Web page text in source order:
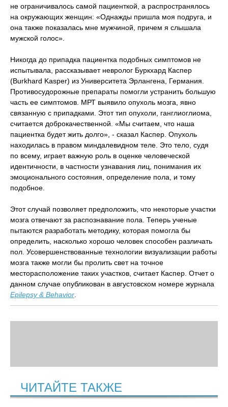
не ограничивалось самой пациенткой, а распространялось
на окружающих женщин: «Однажды пришла моя подруга, и
она также показалась мне мужчиной, причем я слышала
мужской голос».
Никогда до припадка пациентка подобных симптомов не
испытывала, рассказывает невролог Буркхард Каспер
(Burkhard Kasper) из Университета Эрлангена, Германия.
Противосудорожные препараты помогли устранить большую
часть ее симптомов. МРТ выявило опухоль мозга, явно
связанную с припадками. Этот тип опухоли, ганглиоглиома,
считается доброкачественной. «Мы считаем, что наша
пациентка будет жить долго», - сказал Каспер. Опухоль
находилась в правом миндалевидном теле. Это тело, судя
по всему, играет важную роль в оценке человеческой
идентичности, в частности узнавания лиц, понимания их
эмоционального состояния, определение пола, и тому
подобное.
Этот случай позволяет предположить, что некоторые участки
мозга отвечают за распознавание пола. Теперь ученые
пытаются разработать методику, которая помогла бы
определить, насколько хорошо человек способен различать
пол. Усовершенствованные технологии визуализации работы
мозга также могли бы пролить свет на точное
месторасположение таких участков, считает Каспер. Отчет о
данном случае опубликован в августовском номере журнала
Epilepsy & Behavior
ЧИТАЙТЕ ТАКЖЕ